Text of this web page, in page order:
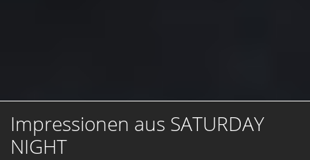
Impressionen aus SATURDAY
NIGHT